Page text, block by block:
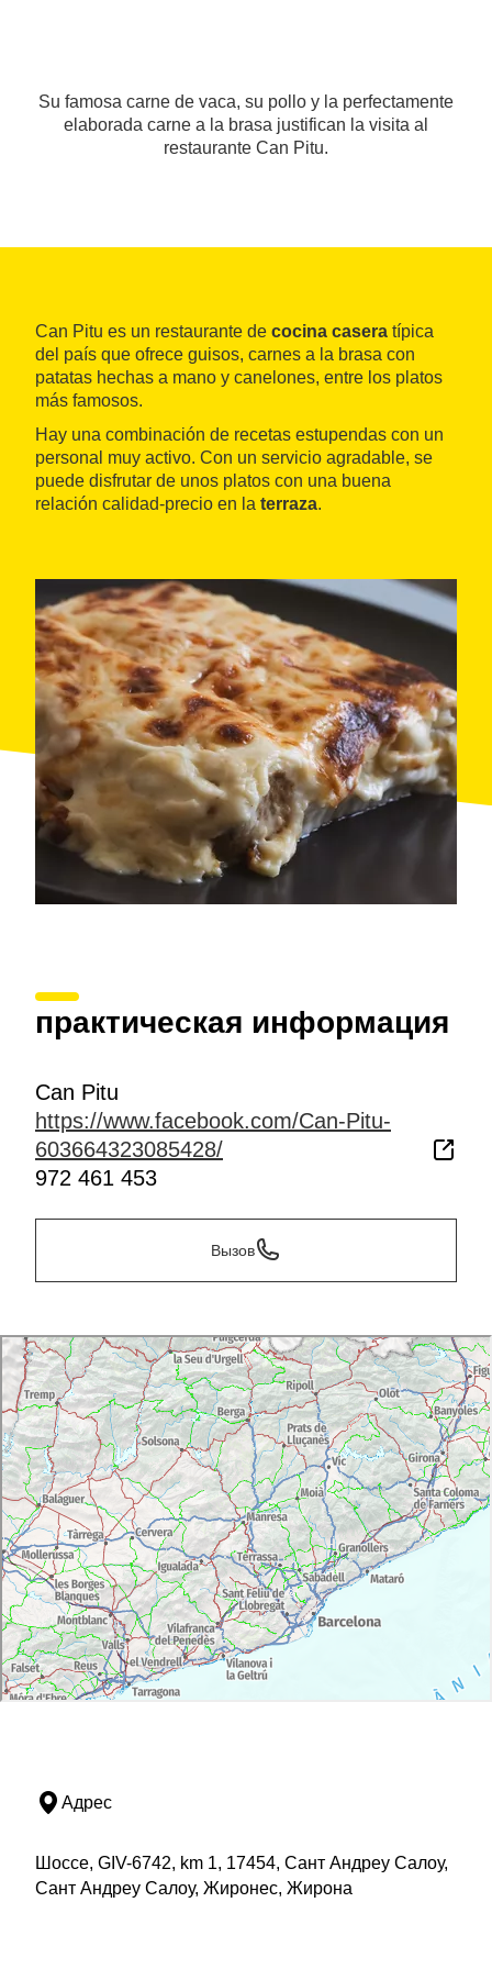
Su famosa carne de vaca, su pollo y la perfectamente
elaborada carne a la brasa justifican la visita al
restaurante Can Pitu.
Can Pitu es un restaurante de cocina casera típica
del país que ofrece guisos, carnes a la brasa con
patatas hechas a mano y canelones, entre los platos
más famosos.
Hay una combinación de recetas estupendas con un
personal muy activo. Con un servicio agradable, se
puede disfrutar de unos platos con una buena
relación calidad-precio en la terraza.
практическая информация
Can Pitu
https://www.facebook.com/Can-Pitu-
603664323085428/
972 461 453
Вызов
Адрес
Шоссе, GIV-6742, km 1, 17454, Сант Андреу Салоу,
Сант Андреу Салоу, Жиронес, Жирона